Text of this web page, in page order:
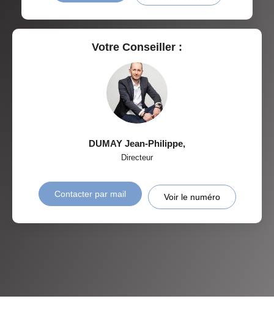
Votre Conseiller :
DUMAY Jean-Philippe,
Directeur
Contacter par mail Voir le numéro